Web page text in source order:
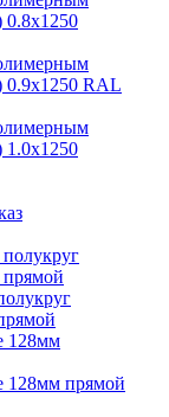
RAL
128мм
128мм прямой